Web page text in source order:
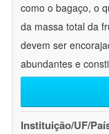
como o bagaço, o
da massa total da
devem ser
abundantes e
Instituição/UF/